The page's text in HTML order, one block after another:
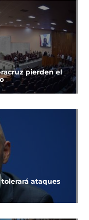
pierden el
ataques